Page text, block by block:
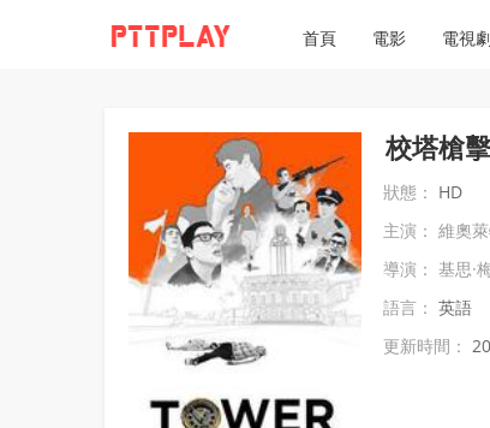
首頁 電影 電視
校塔槍
狀態： HD
主演： 維奧
導演： 基思·
語言： 英語
更新時間：